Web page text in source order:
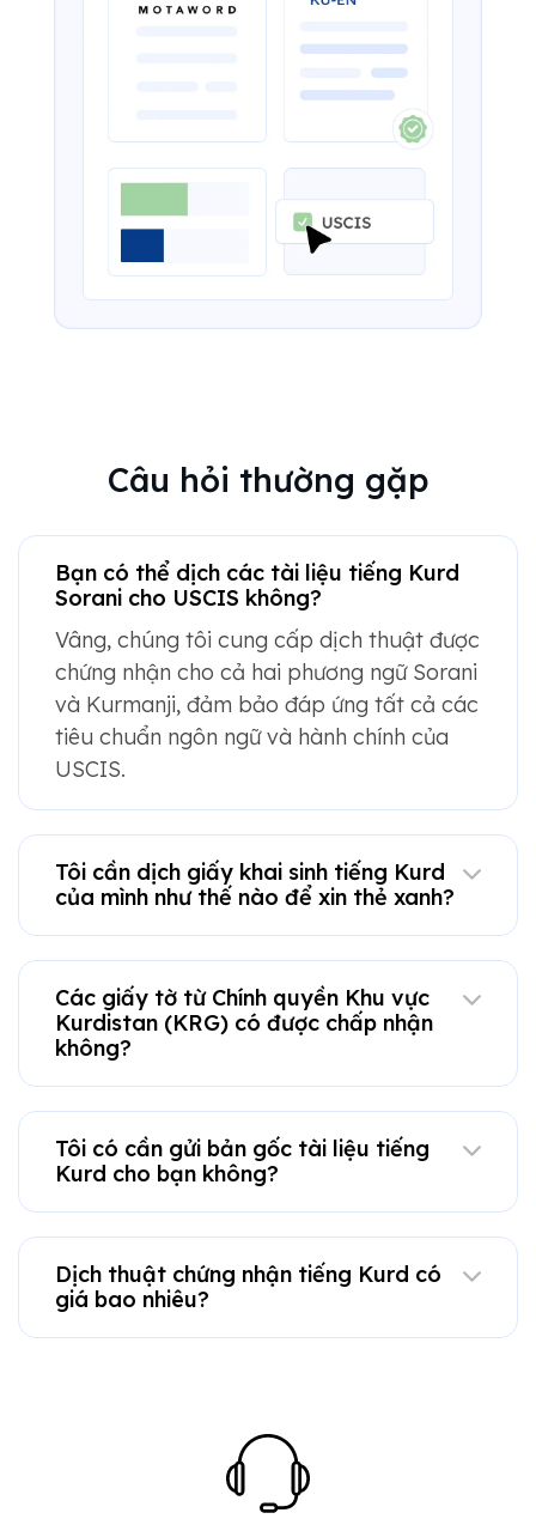
Câu hỏi thường gặp
Bạn có thể dịch các tài liệu tiếng Kurd
Sorani cho USCIS không?
Vâng, chúng tôi cung cấp dịch thuật được
chứng nhận cho cả hai phương ngữ Sorani
và Kurmanji, đảm bảo đáp ứng tất cả các
tiêu chuẩn ngôn ngữ và hành chính của
USCIS.
Tôi cần dịch giấy khai sinh tiếng Kurd
của mình như thế nào để xin thẻ xanh?
Các giấy tờ từ Chính quyền Khu vực
Kurdistan (KRG) có được chấp nhận
không?
Tôi có cần gửi bản gốc tài liệu tiếng
Kurd cho bạn không?
Dịch thuật chứng nhận tiếng Kurd có
giá bao nhiêu?